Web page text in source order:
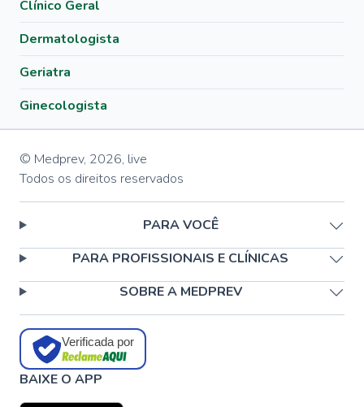
Clínico Geral
Dermatologista
Geriatra
Ginecologista
© Medprev, 2026, live
Todos os direitos reservados
PARA VOCÊ
PARA PROFISSIONAIS E CLÍNICAS
SOBRE A MEDPREV
Verificada por
BAIXE O APP